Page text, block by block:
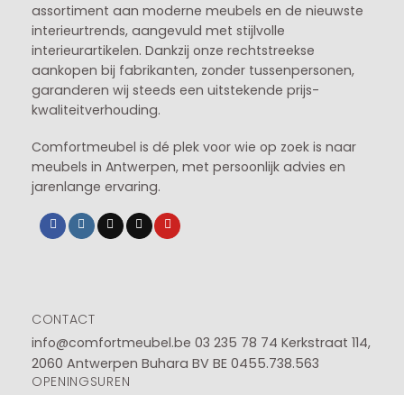
assortiment aan moderne meubels en de nieuwste
interieurtrends, aangevuld met stijlvolle
interieurartikelen. Dankzij onze rechtstreekse
aankopen bij fabrikanten, zonder tussenpersonen,
garanderen wij steeds een uitstekende prijs-
kwaliteitverhouding.
Comfortmeubel is dé plek voor wie op zoek is naar
meubels in Antwerpen, met persoonlijk advies en
jarenlange ervaring.
CONTACT
info@comfortmeubel.be 03 235 78 74 Kerkstraat 114,
2060 Antwerpen Buhara BV BE 0455.738.563
OPENINGSUREN